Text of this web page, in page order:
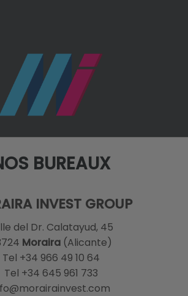
BUREAUX
INVEST GROUP
del Dr. Calatayud, 45
Moraira (Alicante)
Tel +34 966 49 10 64
Tel +34 645 961 733